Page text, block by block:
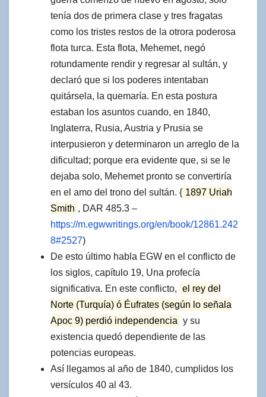
tenía dos de primera clase y tres fragatas
como los tristes restos de la otrora poderosa
flota turca. Esta flota, Mehemet, negó
rotundamente rendir y regresar al sultán, y
declaró que si los poderes intentaban
quitársela, la quemaría. En esta postura
estaban los asuntos cuando, en 1840,
Inglaterra, Rusia, Austria y Prusia se
interpusieron y determinaron un arreglo de la
dificultad; porque era evidente que, si se le
dejaba solo, Mehemet pronto se convertiría
en el amo del trono del sultán. { 1897 Uriah
Smith , DAR 485.3 –
https://m.egwwritings.org/en/book/12861.242
8#2527)
De esto último habla EGW en el conflicto de
los siglos, capítulo 19, Una profecía
significativa. En este conflicto, el rey del
Norte (Turquía) ó Éufrates (según lo señala
Apoc 9) perdió independencia y su
existencia quedó dependiente de las
potencias europeas.
Así llegamos al año de 1840, cumplidos los
versículos 40 al 43.